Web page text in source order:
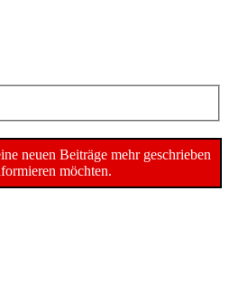
neuen Beiträge mehr geschrieben
möchten.